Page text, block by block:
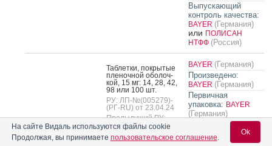
Выпускающий
контроль качества:
BAYER (Германия)
или ПОЛИСАН
НТФФ (Россия)
Ксарелто
Таб­летки, пок­ры­тые
пле­ноч­ной обо­лоч­
кой, 15 мг: 14, 28, 42,
98 или 100 шт.
РУ: ЛП-№(005279)-
(РГ-RU) от 23.04.24
Предыдущий РУ:
ЛП-001457
BAYER (Германия)
Произведено:
BAYER (Германия)
Первичная
упаковка: BAYER
(Германия)
BAYER
(Германия) или
На сайте Видаль используются файлы cookie
Продолжая, вы принимаете пользовательское соглашение.
Ok